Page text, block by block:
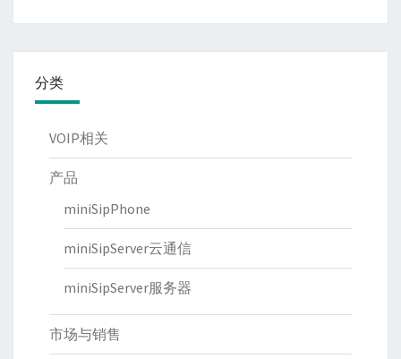
分类
VOIP相关
产品
miniSipPhone
miniSipServer云通信
miniSipServer服务器
市场与销售